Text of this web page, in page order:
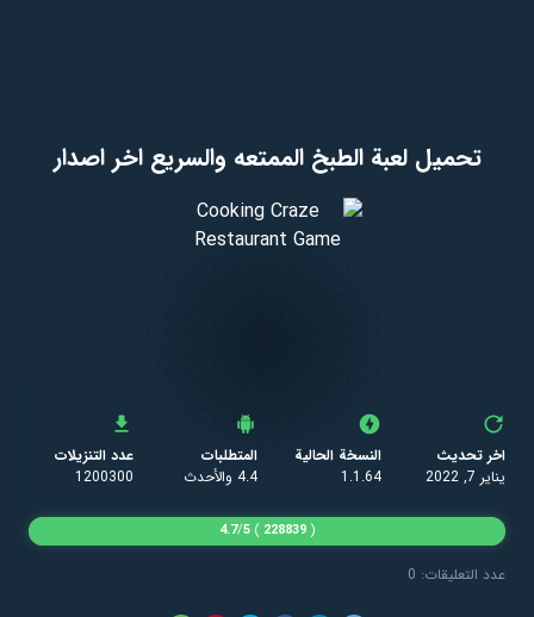
تحميل لعبة الطبخ الممتعه والسريع اخر اصدار
اخر تحديث
يناير 7, 2022
النسخة الحالية
1.1.64
المتطلبات
4.4 والأحدث
عدد التنزيلات
1200300
عدد التعليقات: 0
(
228839
)
4.7/5